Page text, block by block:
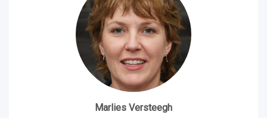
Marlies Versteegh